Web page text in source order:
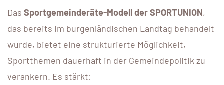
Das Sportgemeinderäte-Modell der SPORTUNION,
das bereits im burgenländischen Landtag behandelt
wurde, bietet eine strukturierte Möglichkeit,
Sportthemen dauerhaft in der Gemeindepolitik zu
verankern. Es stärkt: